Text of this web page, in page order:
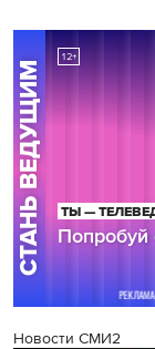
Новости СМИ2